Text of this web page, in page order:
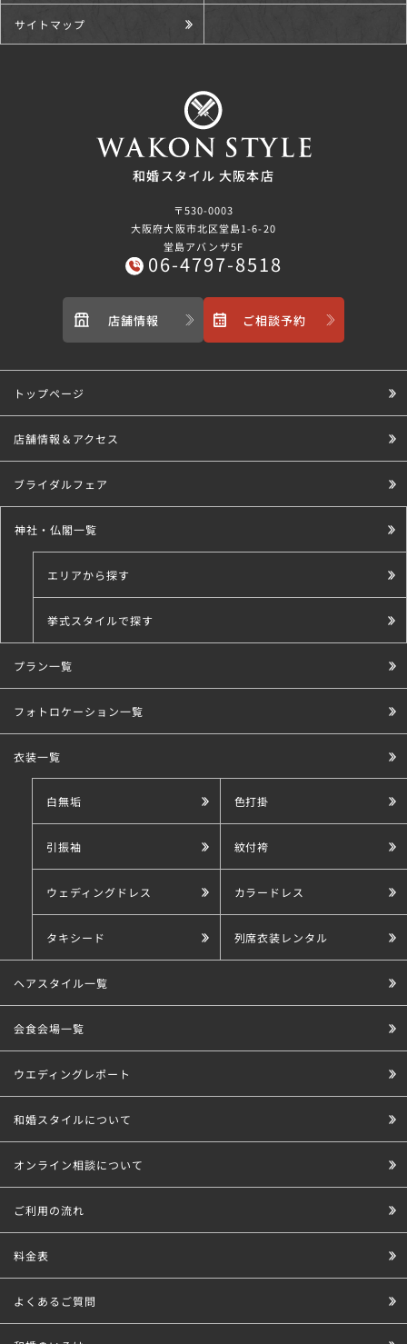
サイトマップ
和婚スタイル 大阪本店
〒530-0003
大阪府大阪市北区堂島1-6-20
堂島アバンザ5F
06-4797-8518
店舗情報 ご相談予約
トップページ
店舗情報＆アクセス
ブライダルフェア
神社・仏閣一覧
エリアから探す
挙式スタイルで探す
こだわり条件で探す
プラン一覧
フォトロケーション一覧
衣装一覧
白無垢 色打掛
引振袖 紋付袴
ウェディングドレス カラードレス
タキシード 列席衣装レンタル
ヘアスタイル一覧
会食会場一覧
ウエディングレポート
和婚スタイルについて
オンライン相談について
ご利用の流れ
料金表
よくあるご質問